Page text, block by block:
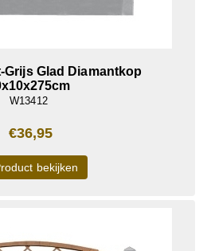
Grijs Glad Diamantkop
W13412
€36,95
bekijken